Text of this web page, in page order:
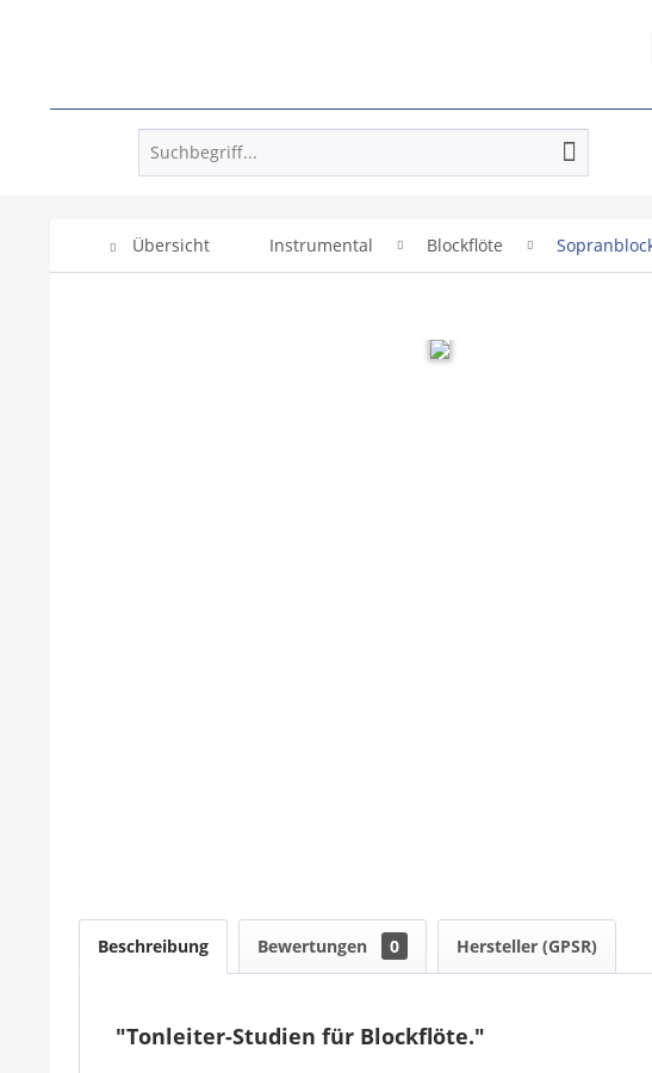
Übersicht Instrumental Blockflöte
Beschreibung Bewertungen 0 Hersteller (GPSR)
"Tonleiter-Studien für Blockflöte."